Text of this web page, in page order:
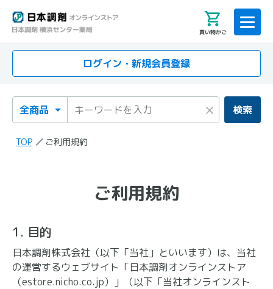
買い物かご
ログイン・新規会員登録
検索カテゴリ
検索キーワード × 検索
TOP ご利用規約
ご利用規約
1. 目的
日本調剤株式会社（以下「当社」といいます）は、当社
の運営するウェブサイト「日本調剤オンラインストア
（estore.nicho.co.jp）」（以下「当社オンラインスト